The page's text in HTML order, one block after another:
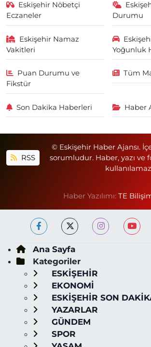
Eskişehir Nöbetçi
Eczaneler
Durumu
Eskişehir Namaz
Vakitleri
Yoğunluk
Puan Durumu ve
Fikstür
Tüm
Son Dakika Haberleri Haber
RSS
© Eskişehir Haber Ajansı.
sorumludur. Haber, yazı ve
Haber Yazılımı: TE
Ana Sayfa
Kategoriler
ESKİŞEHİR
EKONOMİ
ESKİŞEHİR SON
YAZARLAR
GÜNDEM
SPOR